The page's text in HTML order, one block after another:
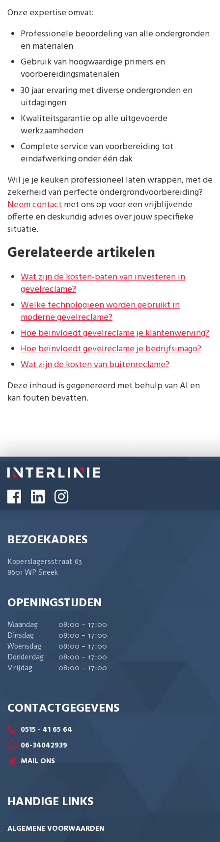
Onze expertise omvat:
Professionele beoordeling van alle ondergronden
en materialen
Gebruik van hoogwaardige primers en
voorbereidingsmaterialen
30 jaar ervaring met diverse ondergronden en
uitdagingen
Kwaliteitsgarantie op alle uitgevoerde
werkzaamheden
Complete service van voorbereiding tot
eindafwerking onder één dak
Wil je je keuken professioneel laten wrappen, met de
zekerheid van perfecte ondergrondvoorbereiding?
Neem contactmet ons op voor een vrijblijvende
offerte en deskundig advies over jouw specifieke
situatie.
Gerelateerde artikelen
Wat zijn de kosten-baten van investeren in
gevelreclame?
Welke technologieën worden gebruikt in
moderne gevelreclame?
Hoe beïnvloedt gevelreclame je klantenwerving?
Hoe beïnvloedt gevelreclame je bedrijfsimago?
Wat zijn de kosten van buitenreclame?
Deze inhoud is gegenereerd met behulp van AI en
kan fouten bevatten.
BEZOEKADRES
Koperslagersstraat 63
8601 WP Sneek
OPENINGSTIJDEN
Maandag
08:00 - 17:00
Dinsdag
08:00 - 17:00
Woensdag
08:00 - 17:00
Donderdag
08:00 - 17:00
Vrijdag
08:00 - 17:00
CONTACTGEGEVENS
0515 - 41 65 64
06-34042939
MAIL ONS
HANDIGE LINKS
ALGEMENE VOORWAARDEN